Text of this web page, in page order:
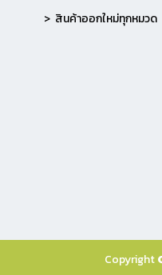
> สินค้าออกใหม่ทุกหมวด
Copyright